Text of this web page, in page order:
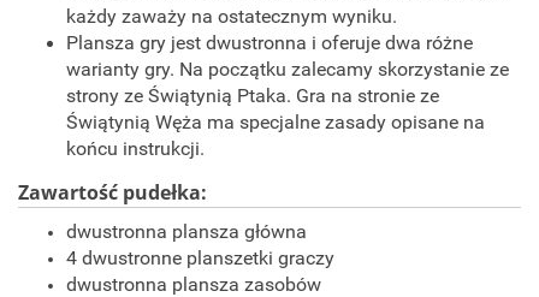
każdy zaważy na ostatecznym wyniku.
Plansza gry jest dwustronna i oferuje dwa różne
warianty gry. Na początku zalecamy skorzystanie ze
strony ze Świątynią Ptaka. Gra na stronie ze
Świątynią Węża ma specjalne zasady opisane na
końcu instrukcji.
Zawartość pudełka:
dwustronna plansza główna
4 dwustronne planszetki graczy
dwustronna plansza zasobów